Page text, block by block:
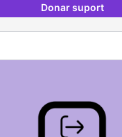
Donar suport
Formació